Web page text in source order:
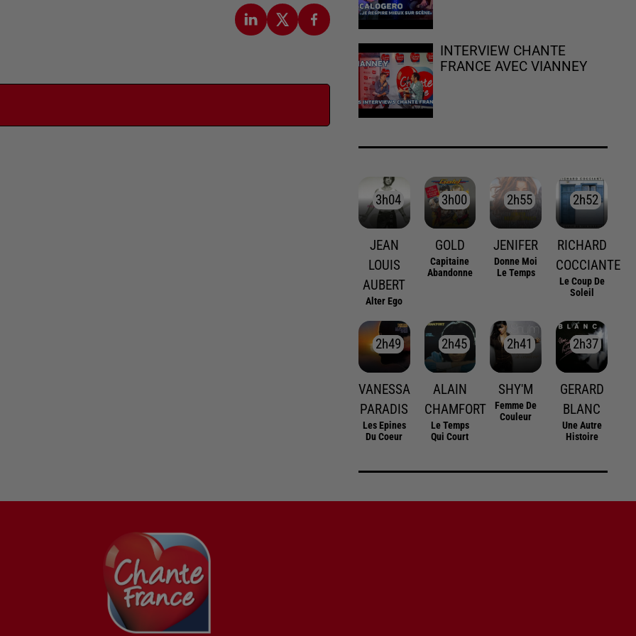
INTERVIEW CHANTE
FRANCE AVEC VIANNEY
3h04
3h04
JEAN
LOUIS
AUBERT
Alter Ego
3h00
3h00
GOLD
Capitaine
Abandonne
2h55
2h55
JENIFER
Donne Moi
Le Temps
2h52
2h52
RICHARD
COCCIANTE
Le Coup De
Soleil
2h49
2h49
VANESSA
PARADIS
Les Epines
Du Coeur
2h45
2h45
ALAIN
CHAMFORT
Le Temps
Qui Court
2h41
2h41
SHY'M
Femme De
Couleur
2h37
2h37
GERARD
BLANC
Une Autre
Histoire